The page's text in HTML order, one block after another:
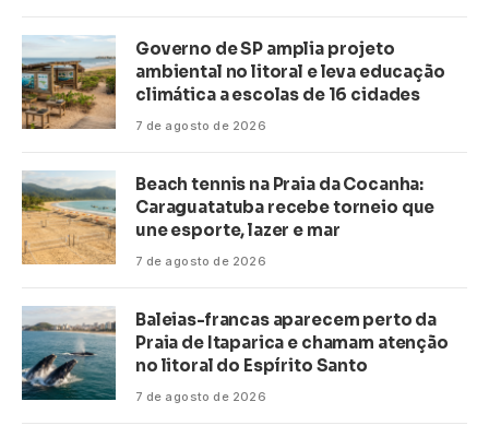
Governo de SP amplia projeto
ambiental no litoral e leva educação
climática a escolas de 16 cidades
7 de agosto de 2026
Beach tennis na Praia da Cocanha:
Caraguatatuba recebe torneio que
une esporte, lazer e mar
7 de agosto de 2026
Baleias-francas aparecem perto da
Praia de Itaparica e chamam atenção
no litoral do Espírito Santo
7 de agosto de 2026